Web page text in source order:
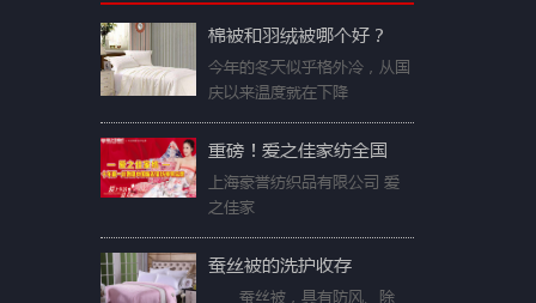
棉被和羽绒被哪个好？
今年的冬天似乎格外冷，从国
庆以来温度就在下降
重磅！爱之佳家纺全国
上海豪誉纺织品有限公司 爱
之佳家
蚕丝被的洗护收存
蚕丝被，具有防风、除